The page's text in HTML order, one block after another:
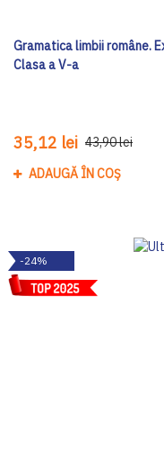
Gramatica limbii române.
Clasa a V-a
35,12 lei 43,90 lei
ADAUGĂ ÎN COȘ
-24%